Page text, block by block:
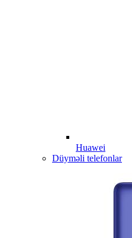
Huawei
Düyməli telefonlar